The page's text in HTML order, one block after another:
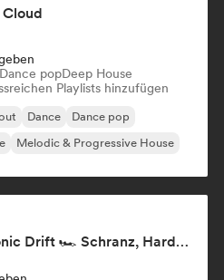
Cloud
Dance popDeep House
Playlists hinzufügen
Dance
Dance pop
Melodic & Progressive House
Tokyo Electronic Drift 🏎️ Schranz, Hard Techno & Anime EDM